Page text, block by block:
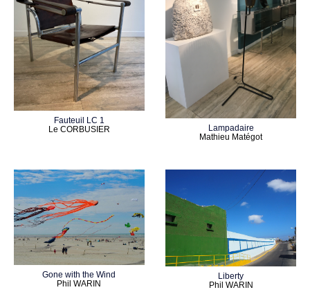
Fauteuil LC 1
Le CORBUSIER
Lampadaire
Mathieu Matégot
Gone with the Wind
Phil WARIN
Liberty
Phil WARIN